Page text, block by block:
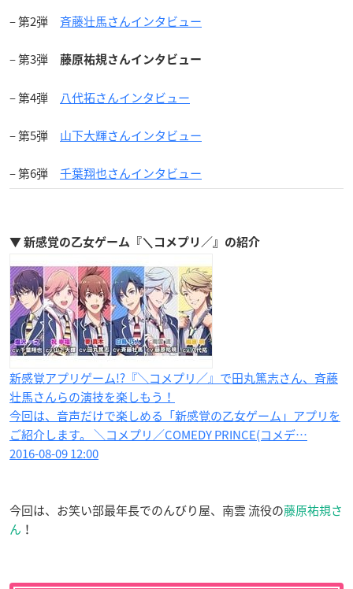
– 第2弾 斉藤壮馬さんインタビュー
– 第3弾 藤原祐規さんインタビュー
– 第4弾 八代拓さんインタビュー
– 第5弾 山下大輝さんインタビュー
– 第6弾 千葉翔也さんインタビュー
▼ 新感覚の乙女ゲーム『＼コメプリ／』の紹介
新感覚アプリゲーム!?『＼コメプリ／』で田丸篤志さん、斉藤
壮馬さんらの演技を楽しもう！
今回は、音声だけで楽しめる「新感覚の乙女ゲーム」アプリを
ご紹介します。 ＼コメプリ／COMEDY PRINCE(コメデ…
2016-08-09 12:00
今回は、お笑い部最年長でのんびり屋、南雲 流役の藤原祐規さ
ん ！